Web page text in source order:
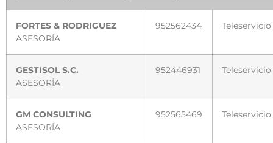
FORTES & RODRIGUEZ
ASESORÍA
952562434 Teleservicio
GESTISOL S.C.
ASESORÍA
952446931 Teleservicio
GM CONSULTING
ASESORÍA
952565469 Teleservicio